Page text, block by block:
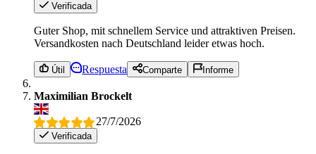
Verificada
Guter Shop, mit schnellem Service und attraktiven Preisen.
Versandkosten nach Deutschland leider etwas hoch.
Útil Respuesta Comparte Informe
Maximilian Brockelt
27/7/2026
Verificada